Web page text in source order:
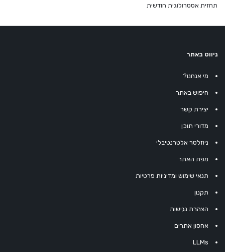
תחזית אסטרולוגית חודשית
ניווט באתר
מי אנחנו?
חיפוש באתר
יצירת קשר
מדורי תוכן
ניוזלטר אלטרנטיבלי
מפת האתר
תנאי שימוש ומדיניות פרטיות
תקנון
הצהרת נגישות
אחסון אתרים
LLMs